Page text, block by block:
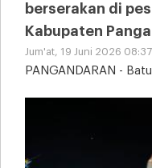
berserakan di
Kabupaten
Jum'at, 19 Juni 2026 08:37
PANGANDARAN -